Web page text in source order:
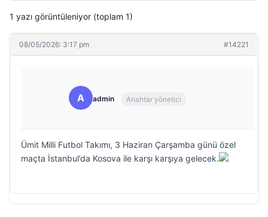
1 yazı görüntüleniyor (toplam 1)
08/05/2026: 3:17 pm #14221
A admin Anahtar yönetici
Ümit Milli Futbol Takımı, 3 Haziran Çarşamba günü özel
maçta İstanbul’da Kosova ile karşı karşıya gelecek.